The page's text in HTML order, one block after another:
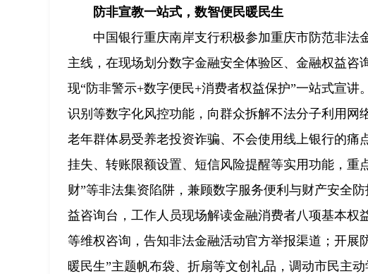
防非宣教一站式，数智便民暖民生
中国银行重庆南岸支行积极参加重庆市防范非法
主线，在现场划分数字金融安全体验区、金融权益
现“防非警示+数字便民+消费者权益保护”一站式宣
识别等数字化风控功能，向群众拆解不法分子利用
老年群体易受养老投资诈骗、不会使用线上银行的
挂失、转账限额设置、短信风险提醒等实用功能，重
财”等非法集资陷阱，兼顾数字服务便利与财产安全
益咨询台，工作人员现场解读金融消费者八项基本
等维权咨询，告知非法金融活动官方举报渠道；开展
暖民生”主题帆布袋、折扇等文创礼品，调动市民主动